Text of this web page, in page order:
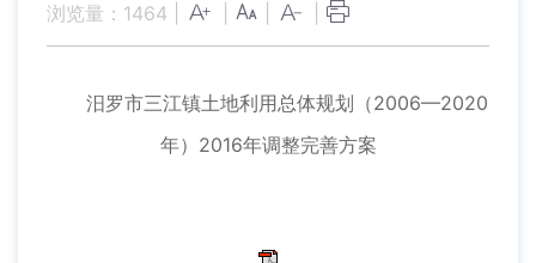
浏览量： 1464
汨罗市三江镇土地利用总体规划（2006—2020
年）2016年调整完善方案